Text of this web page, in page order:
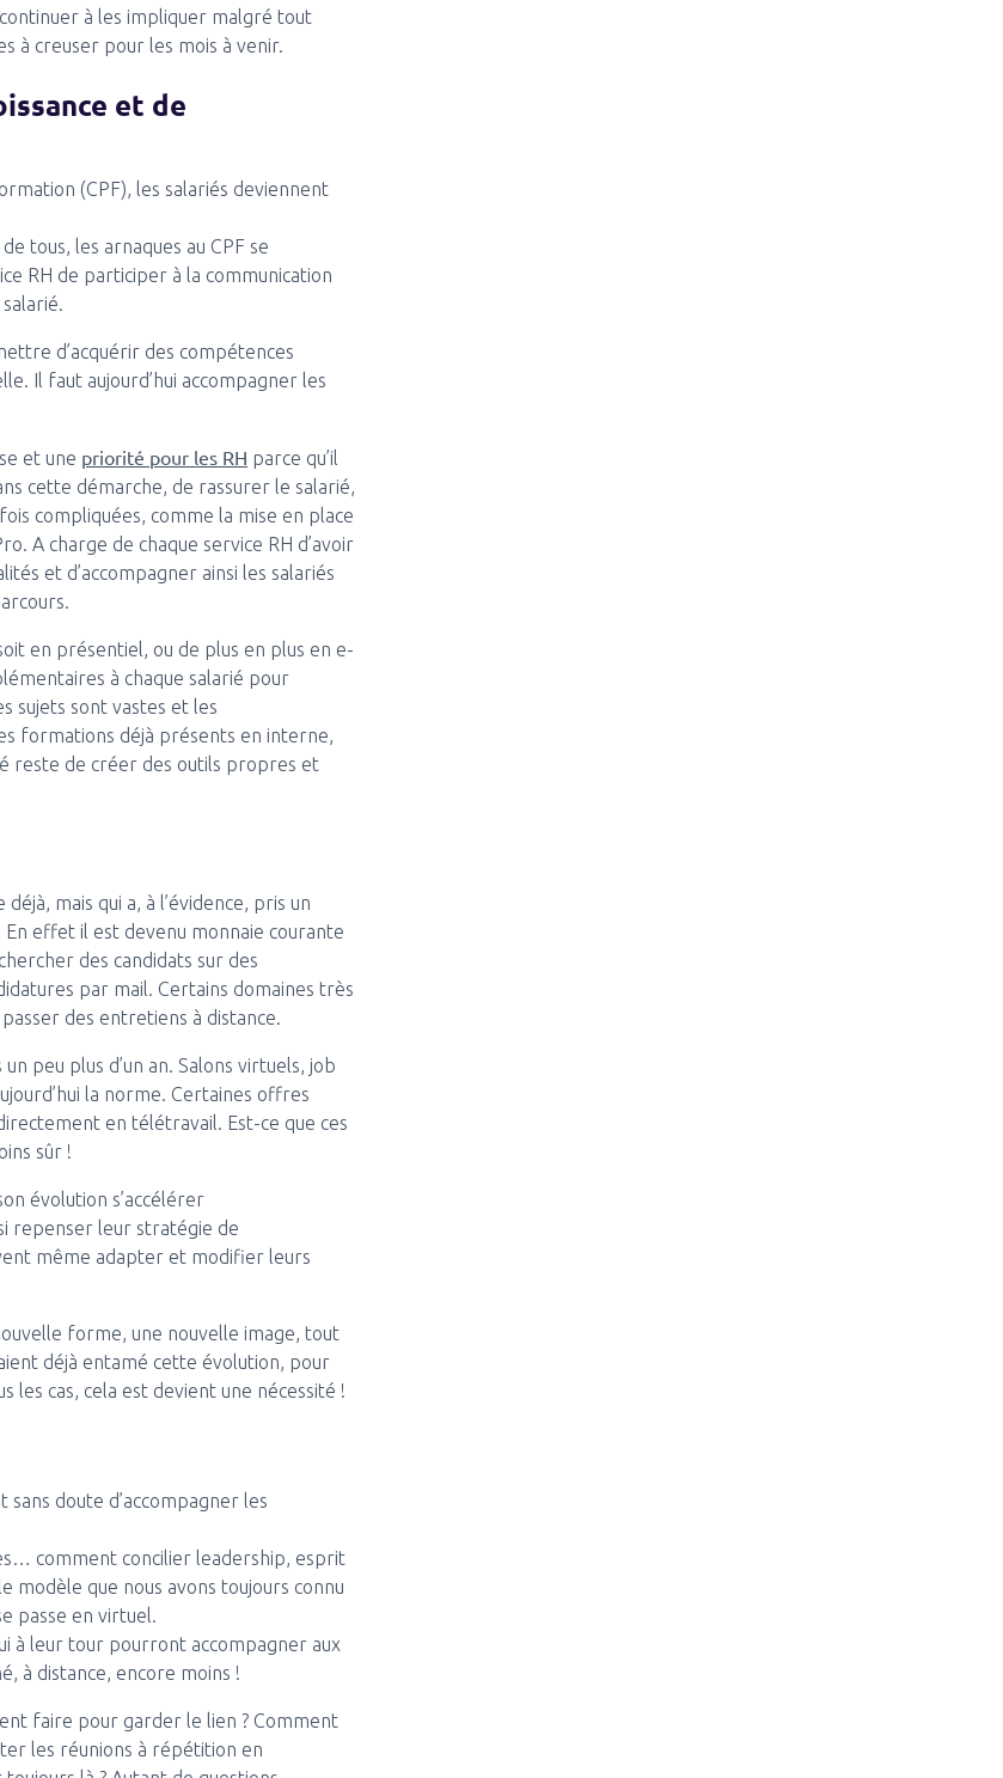
à les impliquer malgré tout
à creuser pour les mois à venir.
et de
(CPF), les salariés deviennent
tous, les arnaques au CPF se
RH de participer à la communication
d’acquérir des compétences
Il faut aujourd’hui accompagner les
et une priorité pour les RH parce qu’il
cette démarche, de rassurer le salarié,
compliquées, comme la mise en place
A charge de chaque service RH d’avoir
et d’accompagner ainsi les salariés
en présentiel, ou de plus en plus en e-
à chaque salarié pour
sujets sont vastes et les
formations déjà présents en interne,
reste de créer des outils propres et
mais qui a, à l’évidence, pris un
effet il est devenu monnaie courante
des candidats sur des
par mail. Certains domaines très
des entretiens à distance.
peu plus d’un an. Salons virtuels, job
la norme. Certaines offres
en télétravail. Est-ce que ces
sûr !
évolution s’accélérer
repenser leur stratégie de
même adapter et modifier leurs
forme, une nouvelle image, tout
déjà entamé cette évolution, pour
les cas, cela est devient une nécessité !
doute d’accompagner les
comment concilier leadership, esprit
modèle que nous avons toujours connu
passe en virtuel.
à leur tour pourront accompagner aux
à distance, encore moins !
faire pour garder le lien ? Comment
les réunions à répétition en